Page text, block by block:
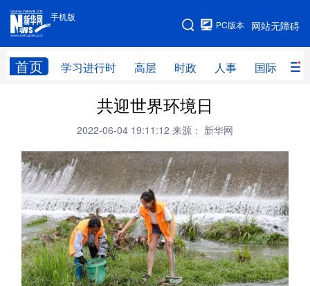
手机版
网站无障碍
PC版本
首页 学习进行时 高层 时政 人事 国际 财
手机版
网站地图
高层 时政
财经 网评
台湾 思客智库 全球连线 教育
科技 科创 量子 体育
文化 书画 健康 军事
访谈 视频 图片 政务
法律 中央文件 金融 汽车
共迎世界环境日
2022-06-04 19:11:12 来源： 新华网